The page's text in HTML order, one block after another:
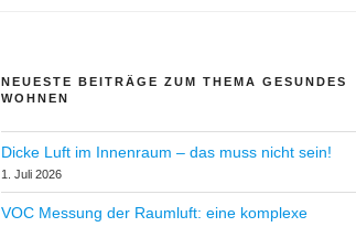
NEUESTE BEITRÄGE ZUM THEMA GESUNDES
WOHNEN
Dicke Luft im Innenraum – das muss nicht sein!
1. Juli 2026
VOC Messung der Raumluft: eine komplexe